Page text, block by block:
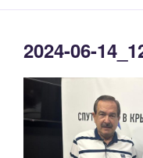
2024-06-